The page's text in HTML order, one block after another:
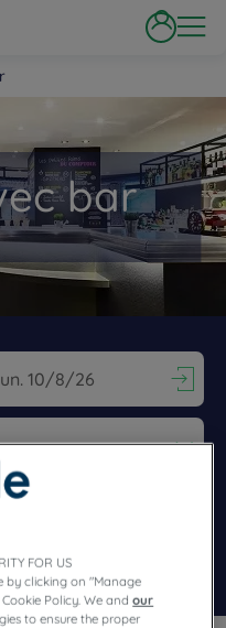
bar
calendar and select a
backward to interact
FOR US
by clicking on "Manage
Policy. We andour
to ensure the proper